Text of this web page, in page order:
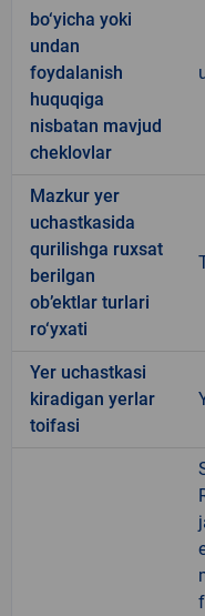
bo‘yicha yoki
undan
foydalanish
huquqiga
nisbatan mavjud
cheklovlar
Mazkur yer
uchastkasida
qurilishga ruxsat
berilgan
ob’ektlar turlari
ro‘yxati
Yer uchastkasi
kiradigan yerlar
toifasi